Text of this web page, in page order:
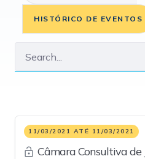
HISTÓRICO DE EVENTOS
11/03/2021 ATÉ 11/03/2021
Câmara Consultiva de